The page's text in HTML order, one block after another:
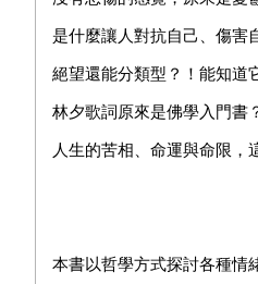
是什麼讓人對抗自己、傷害
絕望還能分類型？！能知
林夕歌詞原來是佛學入門書
人生的苦相、命運與命限，
本書以哲學方式探討各種情